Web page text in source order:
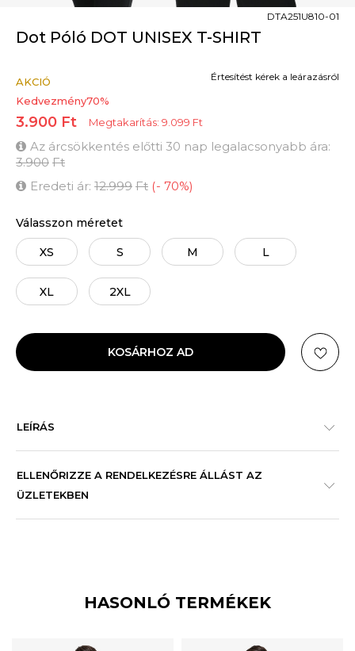
Dot Póló DOT UNISEX T-SHIRT
DTA251U810-01
AKCIÓ
Kedvezmény70%
3.900 Ft Megtakarítás: 9.099 Ft
Az árcsökkentés előtti 30 nap legalacsonyabb ára:
3.900 Ft
Eredeti ár: 12.999 Ft (- 70%)
Értesítést kérek a leárazásról
Válasszon méretet
XS S M L
XL 2XL
KOSÁRHOZ AD
LEÍRÁS
ELLENŐRIZZE A RENDELKEZÉSRE ÁLLÁST AZ
ÜZLETEKBEN
HASONLÓ TERMÉKEK